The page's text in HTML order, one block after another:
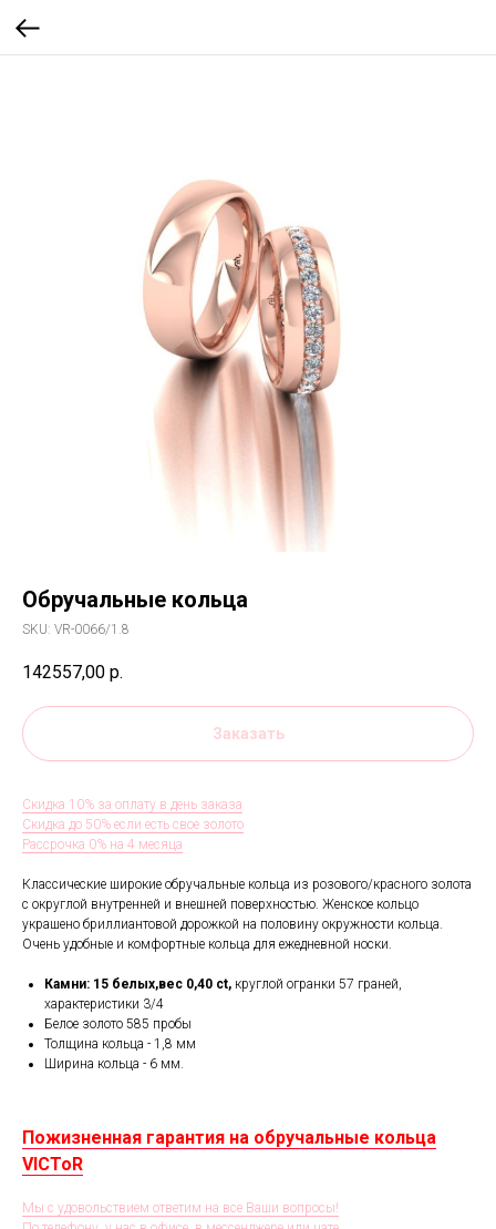
Обручальные кольца
SKU: VR-0066/1.8
142557,00 р.
Заказать
Скидка 10% за оплату в день заказа
Скидка до 50% если есть свое золото
Рассрочка 0% на 4 месяца
Классические широкие обручальные кольца из розового/красного золота
с округлой внутренней и внешней поверхностью. Женское кольцо
украшено бриллиантовой дорожкой на половину окружности кольца.
Очень удобные и комфортные кольца для ежедневной носки.
Камни: 15 белых,вес 0,40 ct, круглой огранки 57 граней,
характеристики 3/4
Белое золото 585 пробы
Толщина кольца - 1,8 мм
Ширина кольца - 6 мм.
Пожизненная гарантия на обручальные кольца
VICToR
Мы с удовольствием ответим на все Ваши вопросы!